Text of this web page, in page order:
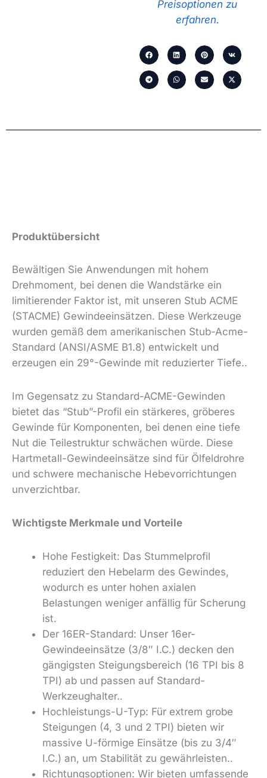
Preisoptionen zu
erfahren.
Produktübersicht
Bewältigen Sie Anwendungen mit hohem
Drehmoment, bei denen die Wandstärke ein
limitierender Faktor ist, mit unseren Stub ACME
(STACME) Gewindeeinsätzen. Diese Werkzeuge
wurden gemäß dem amerikanischen Stub-Acme-
Standard (ANSI/ASME B1.8) entwickelt und
erzeugen ein 29°-Gewinde mit reduzierter Tiefe..
Im Gegensatz zu Standard-ACME-Gewinden
bietet das “Stub”-Profil ein stärkeres, gröberes
Gewinde für Komponenten, bei denen eine tiefe
Nut die Teilestruktur schwächen würde. Diese
Hartmetall-Gewindeeinsätze sind für Ölfeldrohre
und schwere mechanische Hebevorrichtungen
unverzichtbar.
Wichtigste Merkmale und Vorteile
Hohe Festigkeit: Das Stummelprofil
reduziert den Hebelarm des Gewindes,
wodurch es unter hohen axialen
Belastungen weniger anfällig für Scherung
ist.
Der 16ER-Standard: Unser 16er-
Gewindeeinsätze (3/8″ I.C.) decken den
gängigsten Steigungsbereich (16 TPI bis 8
TPI) ab und passen auf Standard-
Werkzeughalter..
Hochleistungs-U-Typ: Für extrem grobe
Steigungen (4, 3 und 2 TPI) bieten wir
massive U-förmige Einsätze (bis zu 3/4″
I.C.) an, um Stabilität zu gewährleisten..
Richtungsoptionen: Wir bieten umfassende